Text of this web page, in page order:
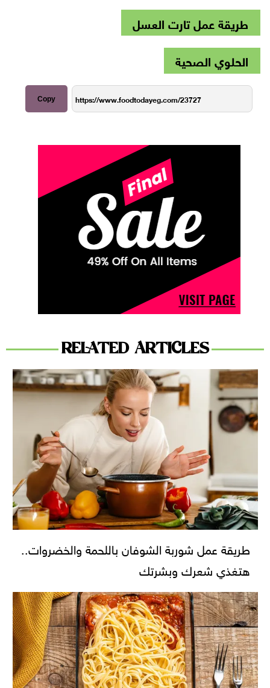
طريقة عمل تارت العسل
الحلوي الصحية
Copy
RELATED ARTICLES
طريقة عمل شوربة الشوفان باللحمة والخضروات..
هتغذي شعرك وبشرتك